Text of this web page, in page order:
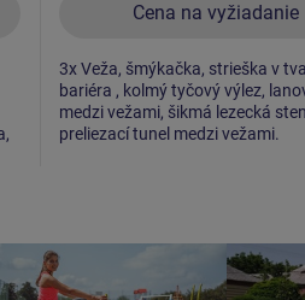
Cena na vyžiadanie
3x Veža, šmýkačka, strieška v
bariéra , kolmý tyčový výlez,
medzi vežami, šikmá lezecká
preliezací tunel medzi vežami.